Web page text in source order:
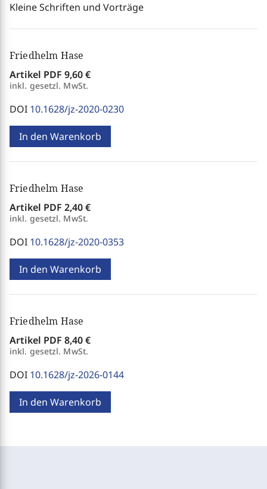
Kleine Schriften und Vorträge
Friedhelm Hase
Artikel PDF 9,60 €
inkl. gesetzl. MwSt.
DOI 10.1628/jz-2020-0230
In den Warenkorb
Friedhelm Hase
Artikel PDF 2,40 €
inkl. gesetzl. MwSt.
DOI 10.1628/jz-2020-0353
In den Warenkorb
Friedhelm Hase
Artikel PDF 8,40 €
inkl. gesetzl. MwSt.
DOI 10.1628/jz-2026-0144
In den Warenkorb